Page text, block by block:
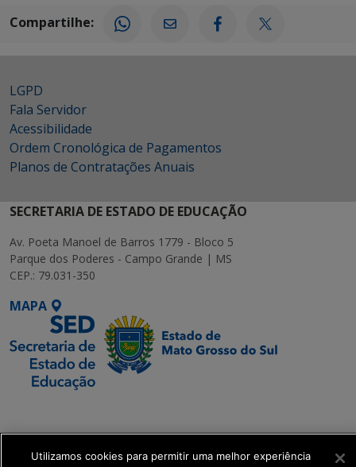
Compartilhe:
LGPD
Fala Servidor
Acessibilidade
Ordem Cronológica de Pagamentos
Planos de Contratações Anuais
SECRETARIA DE ESTADO DE EDUCAÇÃO
Av. Poeta Manoel de Barros 1779 - Bloco 5
Parque dos Poderes - Campo Grande | MS
CEP.: 79.031-350
MAPA
Executiva de
Transformação Digital
Utilizamos cookies para permitir uma melhor experiência